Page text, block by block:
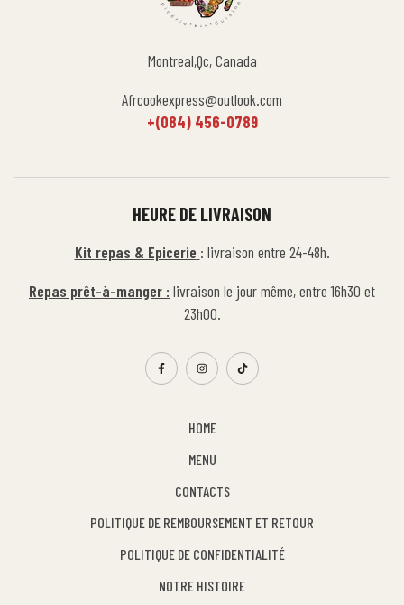
Montreal,Qc, Canada
Afrcookexpress@outlook.com
+(084) 456-0789
HOME
MENU
CONTACTS
POLITIQUE DE REMBOURSEMENT ET RETOUR
POLITIQUE DE CONFIDENTIALITÉ
NOTRE HISTOIRE
HEURE DE LIVRAISON
Kit repas & Epicerie : livraison entre 24-48h.
Repas prêt-à-manger : livraison le jour même, entre 16h30 et
23h00.